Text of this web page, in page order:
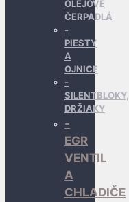
OLEJOVÉ
ČERPADLÁ
PIESTY
A
OJNICE
SILENTBLOKY,
DRŽIAKY
EGR
VENTIL
A
CHLADIČE